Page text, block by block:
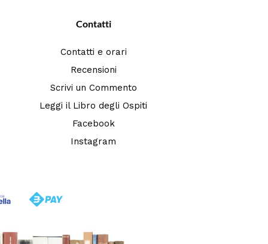
Contatti
Contatti e orari
Recensioni
Scrivi un Commento
Leggi il Libro degli Ospiti
Facebook
Instagram